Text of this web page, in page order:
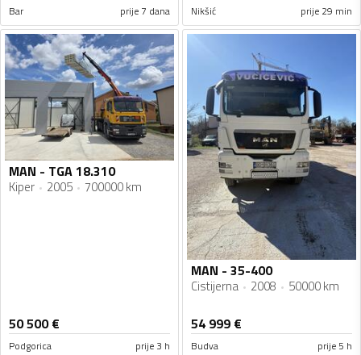
Bar prije 7 dana Nikšić prije 29 min
MAN - TGA 18.310
Kiper 2005 700000 km
50 500€
Podgorica prije 3 h
MAN - 35-400
Cistijerna 2008 50000 km
54 999 €
Budva prije 5 h